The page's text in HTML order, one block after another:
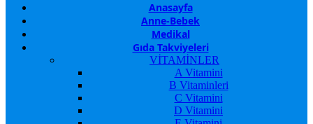
Anasayfa
Anne-Bebek
Medikal
Gıda Takviyeleri
VİTAMİNLER
A Vitamini
B Vitaminleri
C Vitamini
D Vitamini